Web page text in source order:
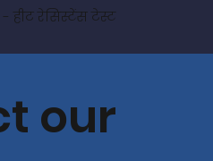
हीट रेसिस्टेंस टेस्ट
our